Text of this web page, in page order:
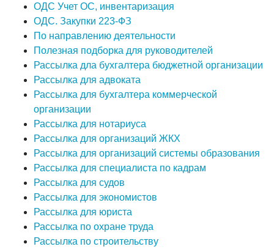
ОДС Учет ОС, инвентаризация
ОДС. Закупки 223-ФЗ
По направлению деятельности
Полезная подборка для руководителей
Рассылка дла бухгалтера бюджетной организации
Рассылка для адвоката
Рассылка для бухгалтера коммерческой
организации
Рассылка для нотариуса
Рассылка для организаций ЖКХ
Рассылка для организаций системы образования
Рассылка для специалиста по кадрам
Рассылка для судов
Рассылка для экономистов
Рассылка для юриста
Рассылка по охране труда
Рассылка по строительству